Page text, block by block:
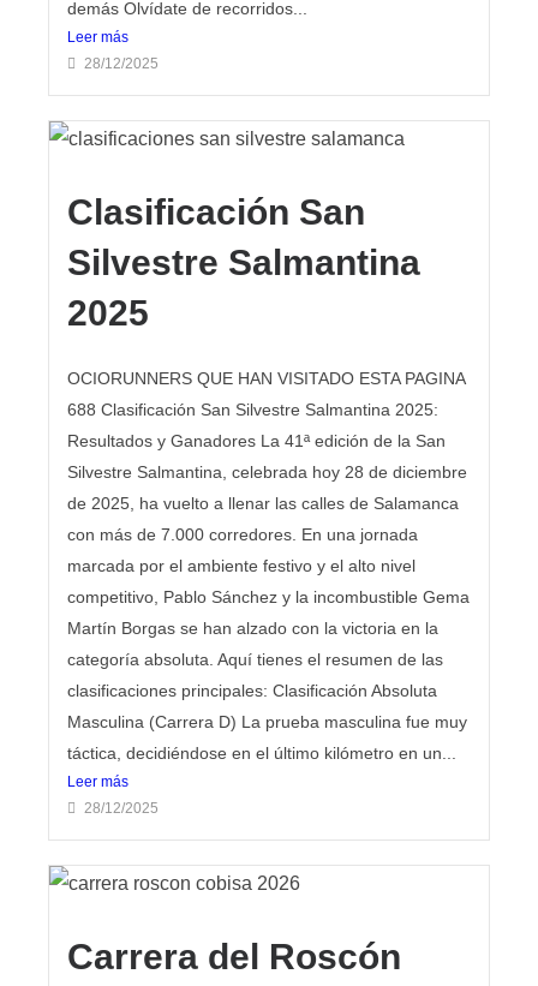
demás Olvídate de recorridos...
Leer más
28/12/2025
Clasificación San
Silvestre Salmantina
2025
OCIORUNNERS QUE HAN VISITADO ESTA PAGINA
688 Clasificación San Silvestre Salmantina 2025:
Resultados y Ganadores La 41ª edición de la San
Silvestre Salmantina, celebrada hoy 28 de diciembre
de 2025, ha vuelto a llenar las calles de Salamanca
con más de 7.000 corredores. En una jornada
marcada por el ambiente festivo y el alto nivel
competitivo, Pablo Sánchez y la incombustible Gema
Martín Borgas se han alzado con la victoria en la
categoría absoluta. Aquí tienes el resumen de las
clasificaciones principales: Clasificación Absoluta
Masculina (Carrera D) La prueba masculina fue muy
táctica, decidiéndose en el último kilómetro en un...
Leer más
28/12/2025
Carrera del Roscón